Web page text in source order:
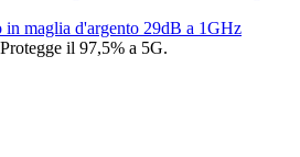
in maglia d'argento 29dB a 1GHz
il 97,5% a 5G.